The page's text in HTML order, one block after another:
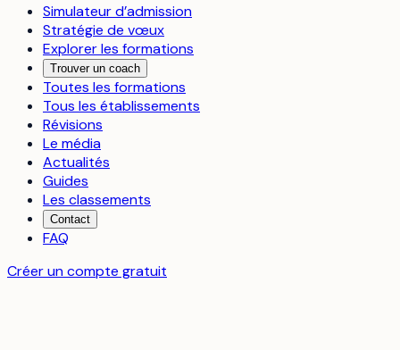
Simulateur d’admission
Stratégie de vœux
Explorer les formations
Trouver un coach
Toutes les formations
Tous les établissements
Révisions
Le média
Actualités
Guides
Les classements
Contact
FAQ
Créer un compte gratuit